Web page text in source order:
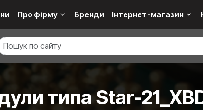
Про фірму Бренди Інтернет-магазин
типа Star-